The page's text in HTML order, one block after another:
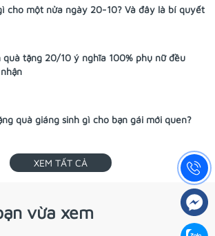
cho một nửa ngày 20-10? Và đây là bí quyết
quà tặng 20/10 ý nghĩa 100% phụ nữ đều
quà giáng sinh gì cho bạn gái mới quen?
XEM TẤT CẢ
vừa xem